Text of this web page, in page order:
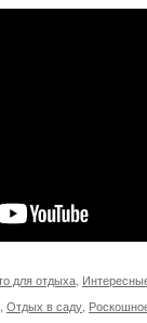
для отдыха
Отдых в саду